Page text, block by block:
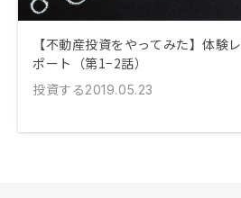
【不動産投資をやってみた】体験レ
ポート（第1−2話）
投資する2019.05.23